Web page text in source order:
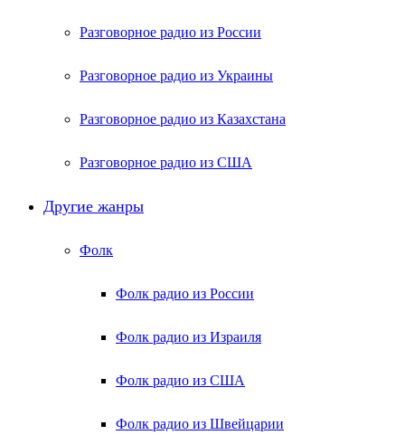
Разговорное радио из России
Разговорное радио из Украины
Разговорное радио из Казахстана
Разговорное радио из США
Другие жанры
Фолк
Фолк радио из России
Фолк радио из Израиля
Фолк радио из США
Фолк радио из Швейцарии